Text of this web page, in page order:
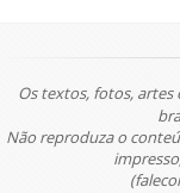
Os textos, fotos, artes
Não reproduza o